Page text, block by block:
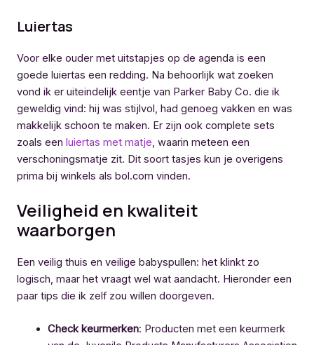
Luiertas
Voor elke ouder met uitstapjes op de agenda is een
goede luiertas een redding. Na behoorlijk wat zoeken
vond ik er uiteindelijk eentje van Parker Baby Co. die ik
geweldig vind: hij was stijlvol, had genoeg vakken en was
makkelijk schoon te maken. Er zijn ook complete sets
zoals een luiertas met matje , waarin meteen een
verschoningsmatje zit. Dit soort tasjes kun je overigens
prima bij winkels als bol.com vinden.
Veiligheid en kwaliteit
waarborgen
Een veilig thuis en veilige babyspullen: het klinkt zo
logisch, maar het vraagt wel wat aandacht. Hieronder een
paar tips die ik zelf zou willen doorgeven.
Check keurmerken: Producten met een keurmerk